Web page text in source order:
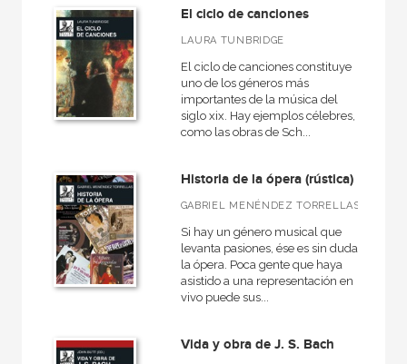
El ciclo de canciones
LAURA TUNBRIDGE
El ciclo de canciones constituye
uno de los géneros más
importantes de la música del
siglo xix. Hay ejemplos célebres,
como las obras de Sch...
Historia de la ópera (rústica)
GABRIEL MENÉNDEZ TORRELLAS
Si hay un género musical que
levanta pasiones, ése es sin duda
la ópera. Poca gente que haya
asistido a una representación en
vivo puede sus...
Vida y obra de J. S. Bach